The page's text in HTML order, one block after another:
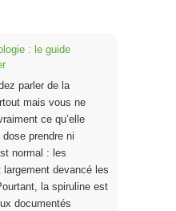
: le guide
parler de la
mais vous ne
ce qu’elle
prendre ni
normal : les
devancé les
la spiruline est
documentés